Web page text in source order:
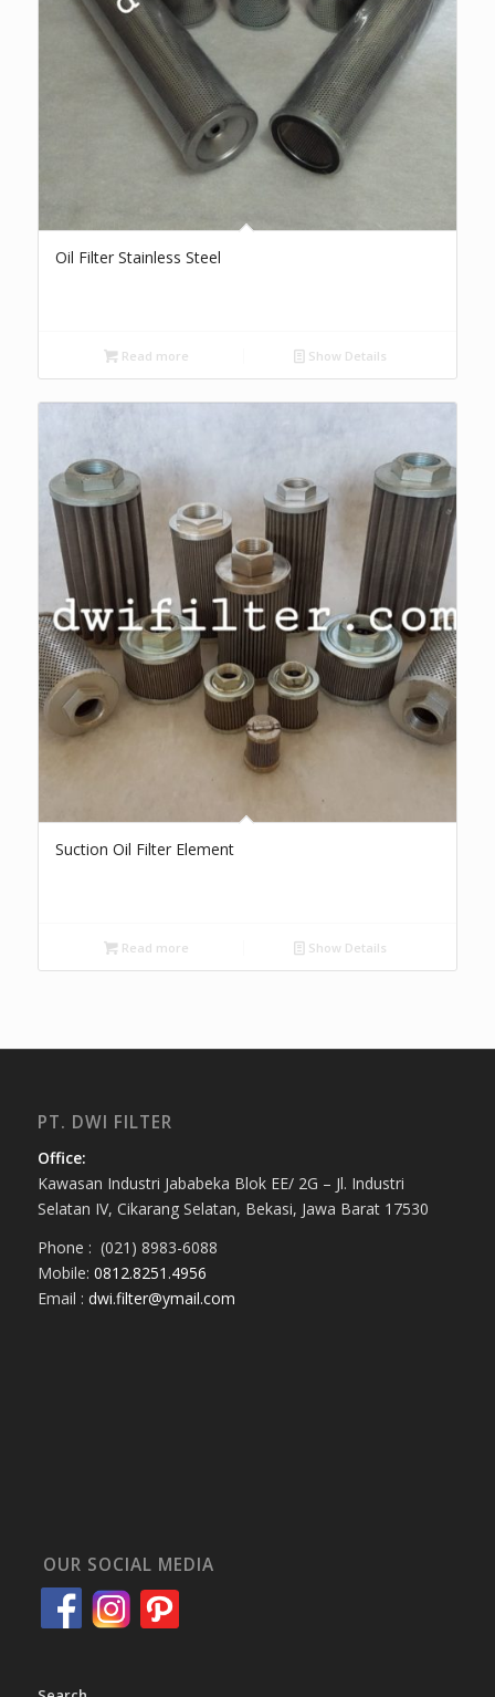
Oil Filter Stainless Steel
Read more Show Details
Suction Oil Filter Element
Read more Show Details
PT. DWI FILTER
Office:
Kawasan Industri Jababeka Blok EE/ 2G – Jl. Industri
Selatan IV, Cikarang Selatan, Bekasi, Jawa Barat 17530
Phone : (021) 8983-6088
Mobile: 0812.8251.4956
Email : dwi.filter@ymail.com
OUR SOCIAL MEDIA